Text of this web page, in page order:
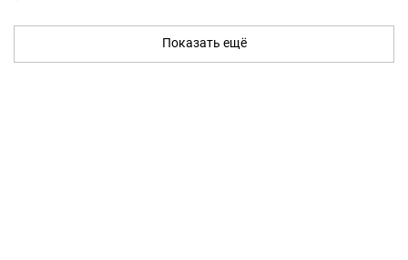
Показать ещё